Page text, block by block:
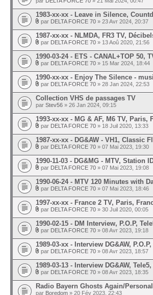
1983-xx-xx - Leave in Silence,
par DELTA FORCE 70 » 23 Avr 2024, 20:37
1987-xx-xx - NLMDA, FR3 TV,
par DELTA FORCE 70 » 13 Aoû 2020, 21:56
1990-03-24 - ETS - CANAL+TOP 50,
par DELTA FORCE 70 » 15 Mar 2024, 18:44
1990-xx-xx - Enjoy The Silence -
par DELTA FORCE 70 » 28 Jan 2024, 22:53
Collection VHS de passages TV
par Stev56 » 26 Jan 2024, 09:15
1993-xx-xx - MG & AF, M6 TV, Paris,
par DELTA FORCE 70 » 18 Juil 2020, 13:33
1987-xx-xx - DG&AW - VH1, Classic
par DELTA FORCE 70 » 07 Mai 2023, 19:30
1990-11-03 - DG&MG - MTV, Station
par DELTA FORCE 70 » 07 Mai 2023, 19:08
1990-06-24 - MTV 120 Minutes with
par DELTA FORCE 70 » 07 Mai 2023, 18:46
1997-xx-xx - France 2 TV, Paris,
par DELTA FORCE 70 » 30 Juil 2020, 00:05
1990-02-15 - DM Interview, P.O.P,
par DELTA FORCE 70 » 08 Avr 2023, 19:18
1989-03-xx - Interview DG&AW,
par DELTA FORCE 70 » 08 Avr 2023, 18:57
1989-03-13 - Interview DG&AW,
par DELTA FORCE 70 » 08 Avr 2023, 18:35
Radio Bayern Ghosts Again/
par Boredom » 20 Fév 2023, 22:43